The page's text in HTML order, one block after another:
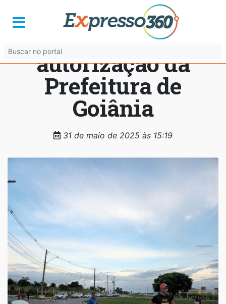
Corridas de rua
devem ter
autorização da
Prefeitura de
Goiânia
31 de maio de 2025 às 15:19